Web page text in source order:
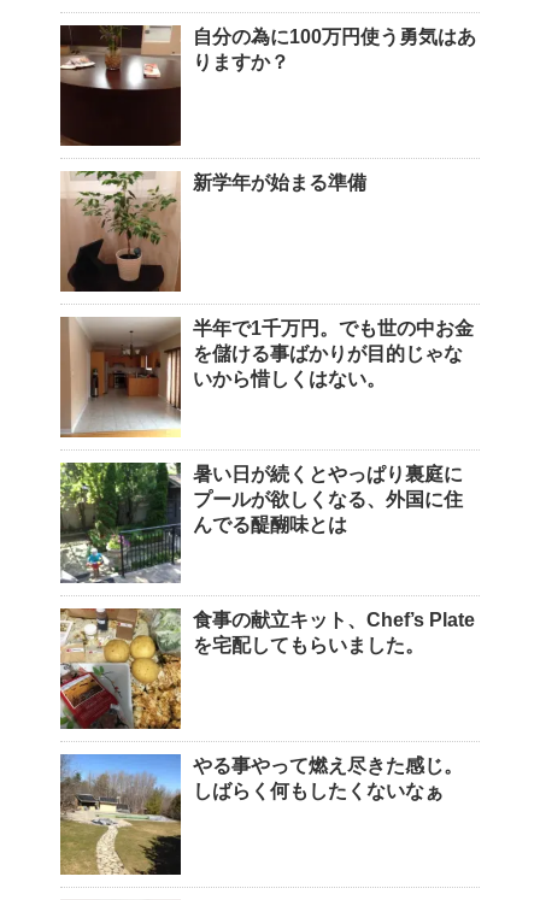
自分の為に100万円使う勇気はあ
りますか？
新学年が始まる準備
半年で1千万円。でも世の中お金
を儲ける事ばかりが目的じゃな
いから惜しくはない。
暑い日が続くとやっぱり裏庭に
プールが欲しくなる、外国に住
んでる醍醐味とは
食事の献立キット、Chef’s Plate
を宅配してもらいました。
やる事やって燃え尽きた感じ。
しばらく何もしたくないなぁ